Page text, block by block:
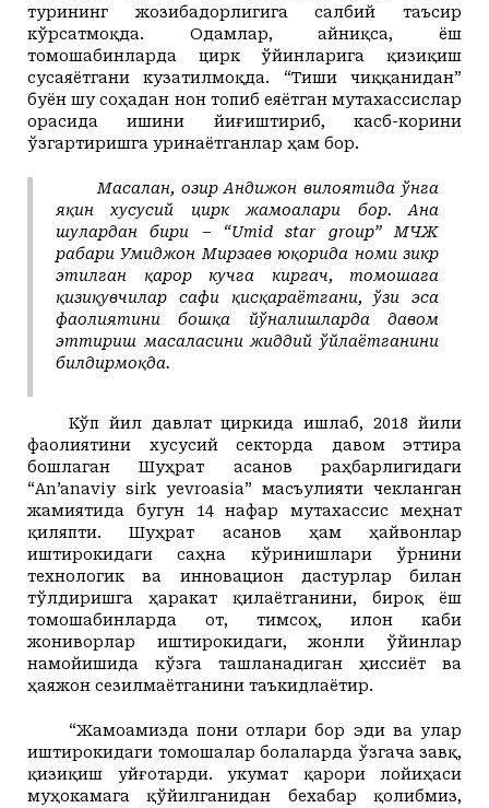
турининг жозибадорлигига салбий таъсир
кўрсатмоқда. Одамлар, айниқса, ёш
томошабинларда цирк ўйинларига қизиқиш
сусаяётгани кузатилмоқда. “Тиши чиққанидан”
буён шу соҳадан нон топиб еяётган мутахассислар
орасида ишини йиғиштириб, касб-корини
ўзгартиришга уринаётганлар ҳам бор.
Масалан, ҳозир Андижон вилоятида ўнга
яқин хусусий цирк жамоалари бор. Ана
шулардан бири – “Umid star group” МЧЖ
раҳбари Умиджон Мирзаев юқорида номи зикр
этилган қарор кучга киргач, томошага
қизиқувчилар сафи қисқараётгани, ўзи эса
фаолиятини бошқа йўналишларда давом
эттириш масаласини жиддий ўйлаётганини
билдирмоқда.
Кўп йил давлат циркида ишлаб, 2018 йили
фаолиятини хусусий секторда давом эттира
бошлаган Шуҳрат Ҳасанов раҳбарлигидаги
“An’anaviy sirk yevroasia” масъулияти чекланган
жамиятида бугун 14 нафар мутахассис меҳнат
қиляпти. Шуҳрат Ҳасанов ҳам ҳайвонлар
иштирокидаги саҳна кўринишлари ўрнини
технологик ва инновацион дастурлар билан
тўлдиришга ҳаракат қилаётганини, бироқ ёш
томошабинларда от, тимсоҳ, илон каби
жониворлар иштирокидаги, жонли ўйинлар
намойишида кўзга ташланадиган ҳиссиёт ва
ҳаяжон сезилмаётганини таъкидлаётир.
“Жамоамизда пони отлари бор эди ва улар
иштирокидаги томошалар болаларда ўзгача завқ,
қизиқиш уйғотарди. Ҳукумат қарори лойиҳаси
муҳокамага қўйилганидан бехабар қолибмиз,